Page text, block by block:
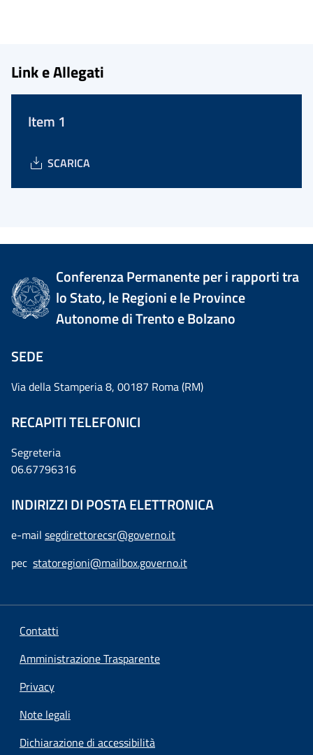
Link e Allegati
Item 1
SCARICA
Conferenza Permanente per i rapporti tra
lo Stato, le Regioni e le Province
Autonome di Trento e Bolzano
SEDE
Via della Stamperia 8, 00187 Roma (RM)
RECAPITI TELEFONICI
Segreteria
06.67796316
INDIRIZZI DI POSTA ELETTRONICA
e-mail segdirettorecsr@governo.it
pec statoregioni@mailbox.governo.it
Contatti
Amministrazione Trasparente
Privacy
Note legali
Dichiarazione di accessibilità